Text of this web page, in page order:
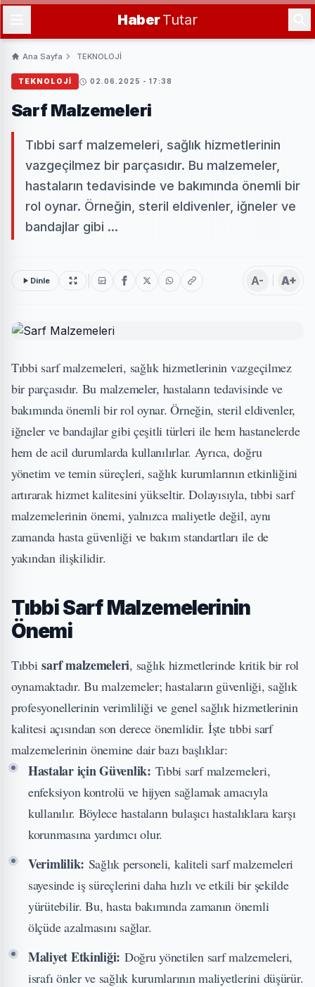
HaberTutar
Ana Sayfa TEKNOLOJİ
TEKNOLOJİ 02.06.2025 - 17:38
Sarf Malzemeleri
Tıbbi sarf malzemeleri, sağlık hizmetlerinin
vazgeçilmez bir parçasıdır. Bu malzemeler,
hastaların tedavisinde ve bakımında önemli bir
rol oynar. Örneğin, steril eldivenler, iğneler ve
bandajlar gibi ...
Dinle A- A+
Tıbbi sarf malzemeleri, sağlık hizmetlerinin vazgeçilmez
bir parçasıdır. Bu malzemeler, hastaların tedavisinde ve
bakımında önemli bir rol oynar. Örneğin, steril eldivenler,
iğneler ve bandajlar gibi çeşitli türleri ile hem hastanelerde
hem de acil durumlarda kullanılırlar. Ayrıca, doğru
yönetim ve temin süreçleri, sağlık kurumlarının etkinliğini
artırarak hizmet kalitesini yükseltir. Dolayısıyla, tıbbi sarf
malzemelerinin önemi, yalnızca maliyetle değil, aynı
zamanda hasta güvenliği ve bakım standartları ile de
yakından ilişkilidir.
Tıbbi Sarf Malzemelerinin
Önemi
Tıbbisarf malzemeleri, sağlık hizmetlerinde kritik bir rol
oynamaktadır. Bu malzemeler; hastaların güvenliği, sağlık
profesyonellerinin verimliliği ve genel sağlık hizmetlerinin
kalitesi açısından son derece önemlidir. İşte tıbbi sarf
malzemelerinin önemine dair bazı başlıklar:
Hastalar için Güvenlik: Tıbbi sarf malzemeleri,
enfeksiyon kontrolü ve hijyen sağlamak amacıyla
kullanılır. Böylece hastaların bulaşıcı hastalıklara karşı
korunmasına yardımcı olur.
Verimlilik: Sağlık personeli, kaliteli sarf malzemeleri
sayesinde iş süreçlerini daha hızlı ve etkili bir şekilde
yürütebilir. Bu, hasta bakımında zamanın önemli
ölçüde azalmasını sağlar.
Maliyet Etkinliği: Doğru yönetilen sarf malzemeleri,
israfı önler ve sağlık kurumlarının maliyetlerini düşürür.